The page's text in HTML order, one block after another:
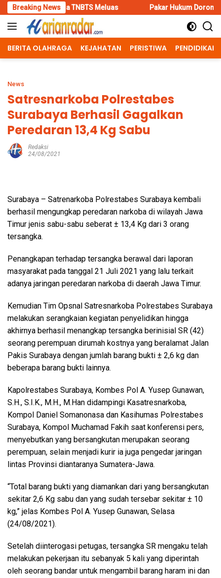
Skip
to
content
Breaking News
Meluas Pakar Hukum Dorong Polri Tindak Tegas
BERITA OLAHRAGA KEJAHATAN PERISTIWA PENDIDIKAN
News
Satresnarkoba Polrestabes
Surabaya Berhasil Gagalkan
Peredaran 13,4 Kg Sabu
Redaksi
24/08/2021
Surabaya – Satrenarkoba Polrestabes Surabaya kembali
berhasil mengungkap peredaran narkoba di wilayah Jawa
Timur jenis sabu-sabu seberat ± 13,4 Kg dari 3 orang
tersangka.
Penangkapan terhadap tersangka berawal dari laporan
masyarakat pada tanggal 21 Juli 2021 yang lalu terkait
adanya jaringan peredaran narkoba di daerah Jawa Timur.
Kemudian Tim Opsnal Satresnarkoba Polrestabes Surabaya
melakukan serangkaian kegiatan penyelidikan hingga
akhirnya berhasil menangkap tersangka berinisial SR (42)
seorang perempuan dirumah kostnya yang beralamat Jalan
Pakis Surabaya dengan jumlah barang bukti ± 2,6 kg dan
beberapa barang bukti lainnya.
Kapolrestabes Surabaya, Kombes Pol A. Yusep Gunawan,
S.H., S.I.K., M.H., M.Han didampingi Kasatresnarkoba,
Kompol Daniel Somanonasa dan Kasihumas Polrestabes
Surabaya, Kompol Muchamad Fakih saat konferensi pers,
menyebutkan yang bersangkutan merupakan seorang
perempuan, selain menjadi kurir ia juga pengedar jaringan
lintas Provinsi diantaranya Sumatera-Jawa.
“Total barang bukti yang diamankan dari yang bersangkutan
sekitar 2,6 Kg sabu dan yang sudah tersebar sekitar ± 10
kg,” jelas Kombes Pol A. Yusep Gunawan, Selasa
(24/08/2021).
Setelah diinterogasi petugas, tersangka SR mengaku telah
melakukan pekerjaan itu sebanyak 5 kali yang diperintah
oleh seorang bandar untuk mengambil barang haram ini dan